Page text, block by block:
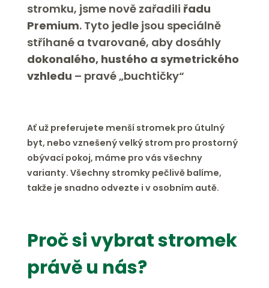
stromku, jsme nově zařadili řadu
Premium. Tyto jedle jsou speciálně
stříhané a tvarované, aby dosáhly
dokonalého, hustého a symetrického
vzhledu – pravé „buchtičky“
Ať už preferujete menší stromek pro útulný
byt, nebo vznešený velký strom pro prostorný
obývací pokoj, máme pro vás všechny
varianty. Všechny stromky pečlivě balíme,
takže je snadno odvezte i v osobním autě.
Proč si vybrat stromek
právě u nás?